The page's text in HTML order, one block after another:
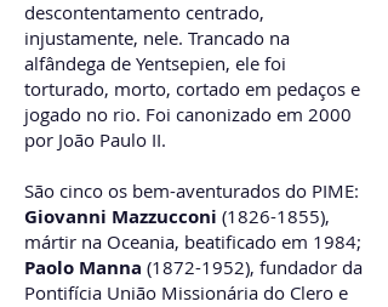
descontentamento centrado,
injustamente, nele. Trancado na
alfândega de Yentsepien, ele foi
torturado, morto, cortado em pedaços e
jogado no rio. Foi canonizado em 2000
por João Paulo II.
São cinco os bem-aventurados do PIME:
Giovanni Mazzucconi (1826-1855),
mártir na Oceania, beatificado em 1984;
Paolo Manna (1872-1952), fundador da
Pontifícia União Missionária do Clero e